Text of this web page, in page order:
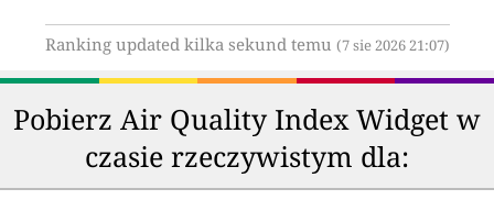
Ranking updated kilka sekund temu (7 sie 2026 21:07)
Pobierz Air Quality Index Widget w
czasie rzeczywistym dla: